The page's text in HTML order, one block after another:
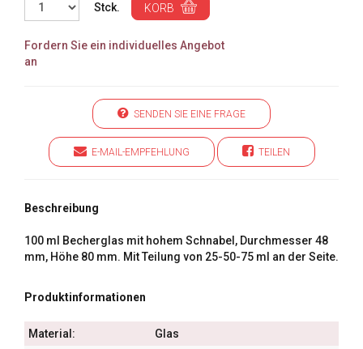
Stck. KORB
Fordern Sie ein individuelles Angebot
an
SENDEN SIE EINE FRAGE
E-MAIL-EMPFEHLUNG TEILEN
Beschreibung
100 ml Becherglas mit hohem Schnabel, Durchmesser 48
mm, Höhe 80 mm. Mit Teilung von 25-50-75 ml an der Seite.
Produktinformationen
Material:
Glas